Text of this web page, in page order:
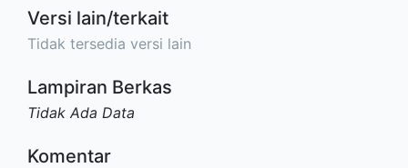
Versi lain/terkait
Tidak tersedia versi lain
Lampiran Berkas
Tidak Ada Data
Komentar